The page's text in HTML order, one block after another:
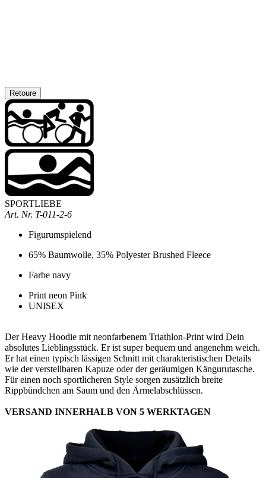
Retoure
SPORTLIEBE
Art. Nr. T-011-2-6
Figurumspielend
65% Baumwolle, 35% Polyester Brushed Fleece
Farbe navy
Print neon Pink
UNISEX
Der Heavy Hoodie mit neonfarbenem Triathlon-Print wird Dein
absolutes Lieblingsstück. Er ist super bequem und angenehm weich.
Er hat einen typisch lässigen Schnitt mit charakteristischen Details
wie der verstellbaren Kapuze oder der geräumigen Kängurutasche.
Für einen noch sportlicheren Style sorgen zusätzlich breite
Rippbündchen am Saum und den Ärmelabschlüssen.
VERSAND INNERHALB VON 5 WERKTAGEN